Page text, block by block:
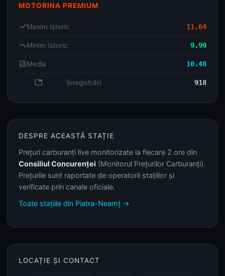
MOTORINA PREMIUM
trending_upMaxim Istoric 11.64
trending_downMinim Istoric 9.99
analyticsMedia 10.48
database înregistrări 918
DESPRE ACEASTĂ STAȚIE
Prețuri carburanți live monitorizate la fiecare 2 ore din
Consiliul Concurenței (Monitorul Prețurilor Carburanți).
Prețurile sunt raportate de operatorii stațiilor și
verificate prin canale oficiale.
Toate stațiile din Piatra-Neamț →
LOCAȚIE ȘI CONTACT